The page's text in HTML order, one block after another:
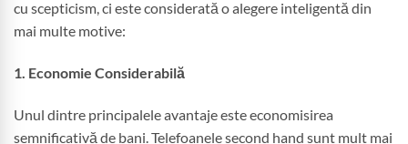
cu scepticism, ci este considerată o alegere inteligentă din
mai multe motive:
1. Economie Considerabilă
Unul dintre principalele avantaje este economisirea
semnificativă de bani. Telefoanele second hand sunt mult mai